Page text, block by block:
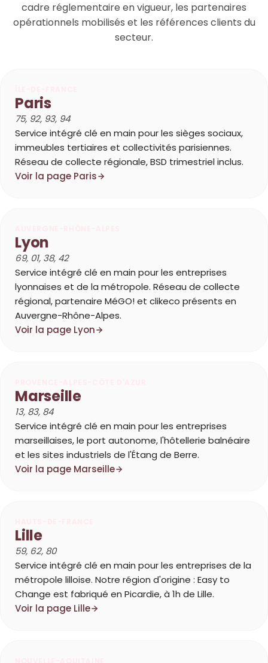
cadre réglementaire en vigueur, les partenaires
opérationnels mobilisés et les références clients du
secteur.
Paris
75, 92, 93, 94
Service intégré clé en main pour les sièges sociaux,
immeubles tertiaires et collectivités parisiennes.
Réseau de collecte régionale, BSD trimestriel inclus.
Voir la page Paris
Lyon
69, 01, 38, 42
Service intégré clé en main pour les entreprises
lyonnaises et de la métropole. Réseau de collecte
régional, partenaire MéGO! et clikeco présents en
Auvergne-Rhône-Alpes.
Voir la page Lyon
Marseille
13, 83, 84
Service intégré clé en main pour les entreprises
marseillaises, le port autonome, l'hôtellerie balnéaire
et les sites industriels de l'Étang de Berre.
Voir la page Marseille
Lille
59, 62, 80
Service intégré clé en main pour les entreprises de la
métropole lilloise. Notre région d'origine : Easy to
Change est fabriqué en Picardie, à 1h de Lille.
Voir la page Lille